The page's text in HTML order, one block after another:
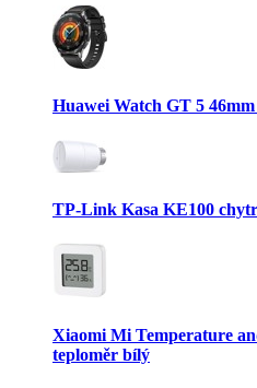
Huawei Watch GT 5
TP-Link Kasa KE100
Xiaomi Mi Temperature
teploměr bílý